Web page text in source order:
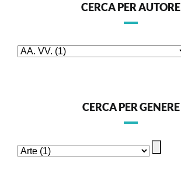
CERCA PER AUTORE
CERCA PER GENERE